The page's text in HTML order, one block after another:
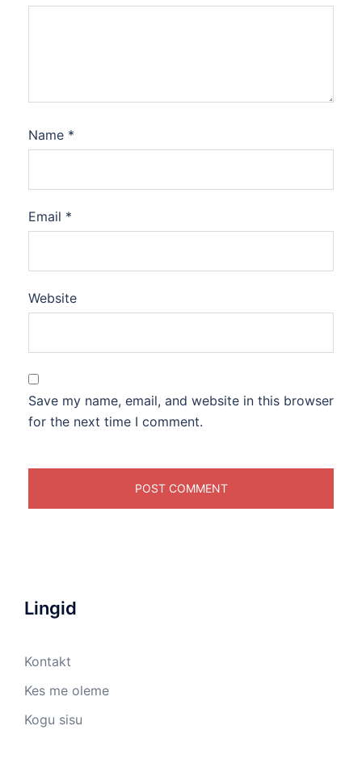
Name *
Email *
Website
Save my name, email, and website in this browser
for the next time I comment.
Lingid
Kontakt
Kes me oleme
Kogu sisu